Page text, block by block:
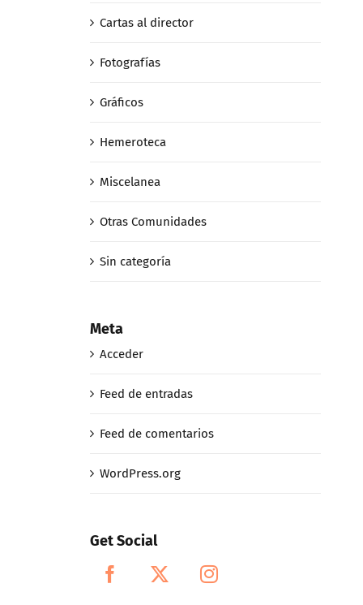
Cartas al director
Fotografías
Gráficos
Hemeroteca
Miscelanea
Otras Comunidades
Sin categoría
Meta
Acceder
Feed de entradas
Feed de comentarios
WordPress.org
Get Social